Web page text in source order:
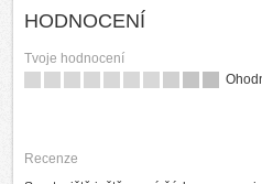
HODNOCENÍ
Tvoje hodnocení
Recenze